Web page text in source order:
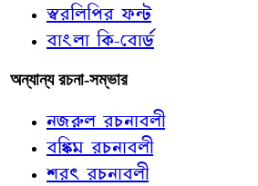
স্বরলিপির ফন্ট
বাংলা কি-বোর্ড
অন্যান্য রচনা-সম্ভার
নজরুল রচনাবলী
বঙ্কিম রচনাবলী
শরৎ রচনাবলী